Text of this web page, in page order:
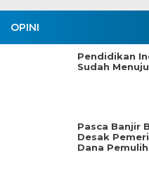
OPINI
Pendidikan
Sudah
Pasca Banjir
Desak
Dana